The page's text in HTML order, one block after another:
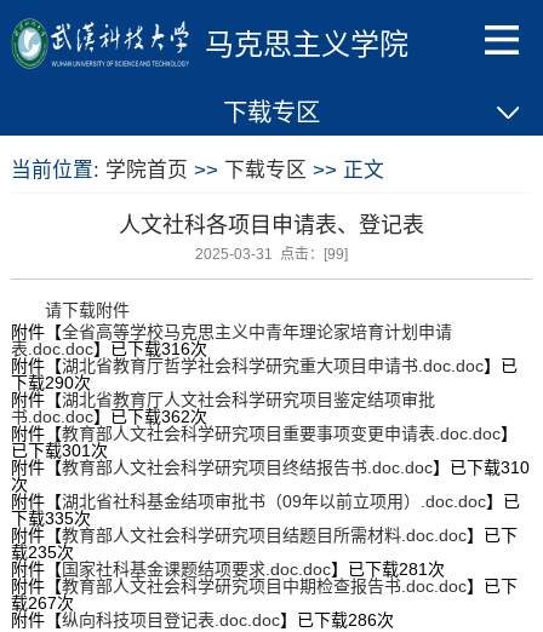
马克思主义学院
下载专区
当前位置: 学院首页 >> 下载专区 >> 正文
人文社科各项目申请表、登记表
2025-03-31 点击：[99]
请下载附件
附件【全省高等学校马克思主义中青年理论家培育计划申请
表.doc.doc】已下载316次
附件【湖北省教育厅哲学社会科学研究重大项目申请书.doc.doc】已
下载290次
附件【湖北省教育厅人文社会科学研究项目鉴定结项审批
书.doc.doc】已下载362次
附件【教育部人文社会科学研究项目重要事项变更申请表.doc.doc】
已下载301次
附件【教育部人文社会科学研究项目终结报告书.doc.doc】已下载310
次
附件【湖北省社科基金结项审批书（09年以前立项用）.doc.doc】已
下载335次
附件【教育部人文社会科学研究项目结题目所需材料.doc.doc】已下
载235次
附件【国家社科基金课题结项要求.doc.doc】已下载281次
附件【教育部人文社会科学研究项目中期检查报告书.doc.doc】已下
载267次
附件【纵向科技项目登记表.doc.doc】已下载286次